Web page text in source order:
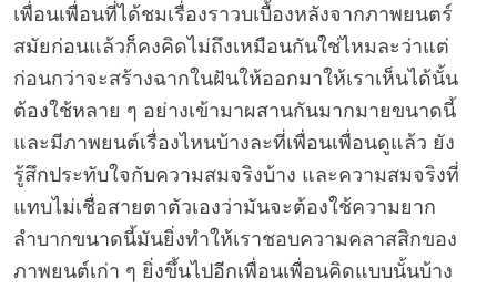
เพื่อนเพื่อนที่ได้ชมเรื่องราวบเบื้องหลังจากภาพยนตร์
สมัยก่อนแล้วก็คงคิดไม่ถึงเหมือนกันใช่ไหมละว่าแต่
ก่อนกว่าจะสร้างฉากในฝันให้ออกมาให้เราเห็นได้นั้น
ต้องใช้หลาย ๆ อย่างเข้ามาผสานกันมากมายขนาดนี้
และมีภาพยนต์เรื่องไหนบ้างละที่เพื่อนเพื่อนดูแล้ว ยัง
รู้สึกประทับใจกับความสมจริงบ้าง และความสมจริงที่
แทบไม่เชื่อสายตาตัวเองว่ามันจะต้องใช้ความยาก
ลำบากขนาดนี้มันยิ่งทำให้เราชอบความคลาสสิกของ
ภาพยนต์เก่า ๆ ยิ่งขึ้นไปอีกเพื่อนเพื่อนคิดแบบนั้นบ้าง